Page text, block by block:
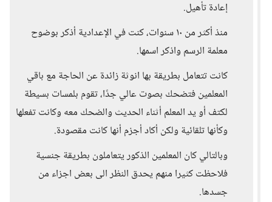
إعادة تأهيل.
منذ أكثر من ١٠ سنوات، كنت في الإعدادية أذكر بوضوح
معلمة الرسم واذكر اسمها.
كانت تتعامل بطريقة بها انوثة زائدة عن الحاجة مع باقي
المعلمين فتضحك بصوت عالي جدًا، تقوم بلمسات بسيطة
لكتف أو يد المعلم أثناء الحديث والضحك معه وكانت تفعلها
وكأنها تلقائية ولكن أكاد أجزم أنها كانت مقصودة.
وبالتالي كان المعلمين الذكور يتعاملون بطريقة جنسية
فلاحظت كثيرا منهم يحدق النظر الى بعض اجزاء من
جسدها.